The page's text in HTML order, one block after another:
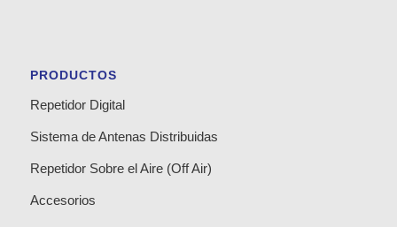
PRODUCTOS
Repetidor Digital
Sistema de Antenas Distribuidas
Repetidor Sobre el Aire (Off Air)
Accesorios